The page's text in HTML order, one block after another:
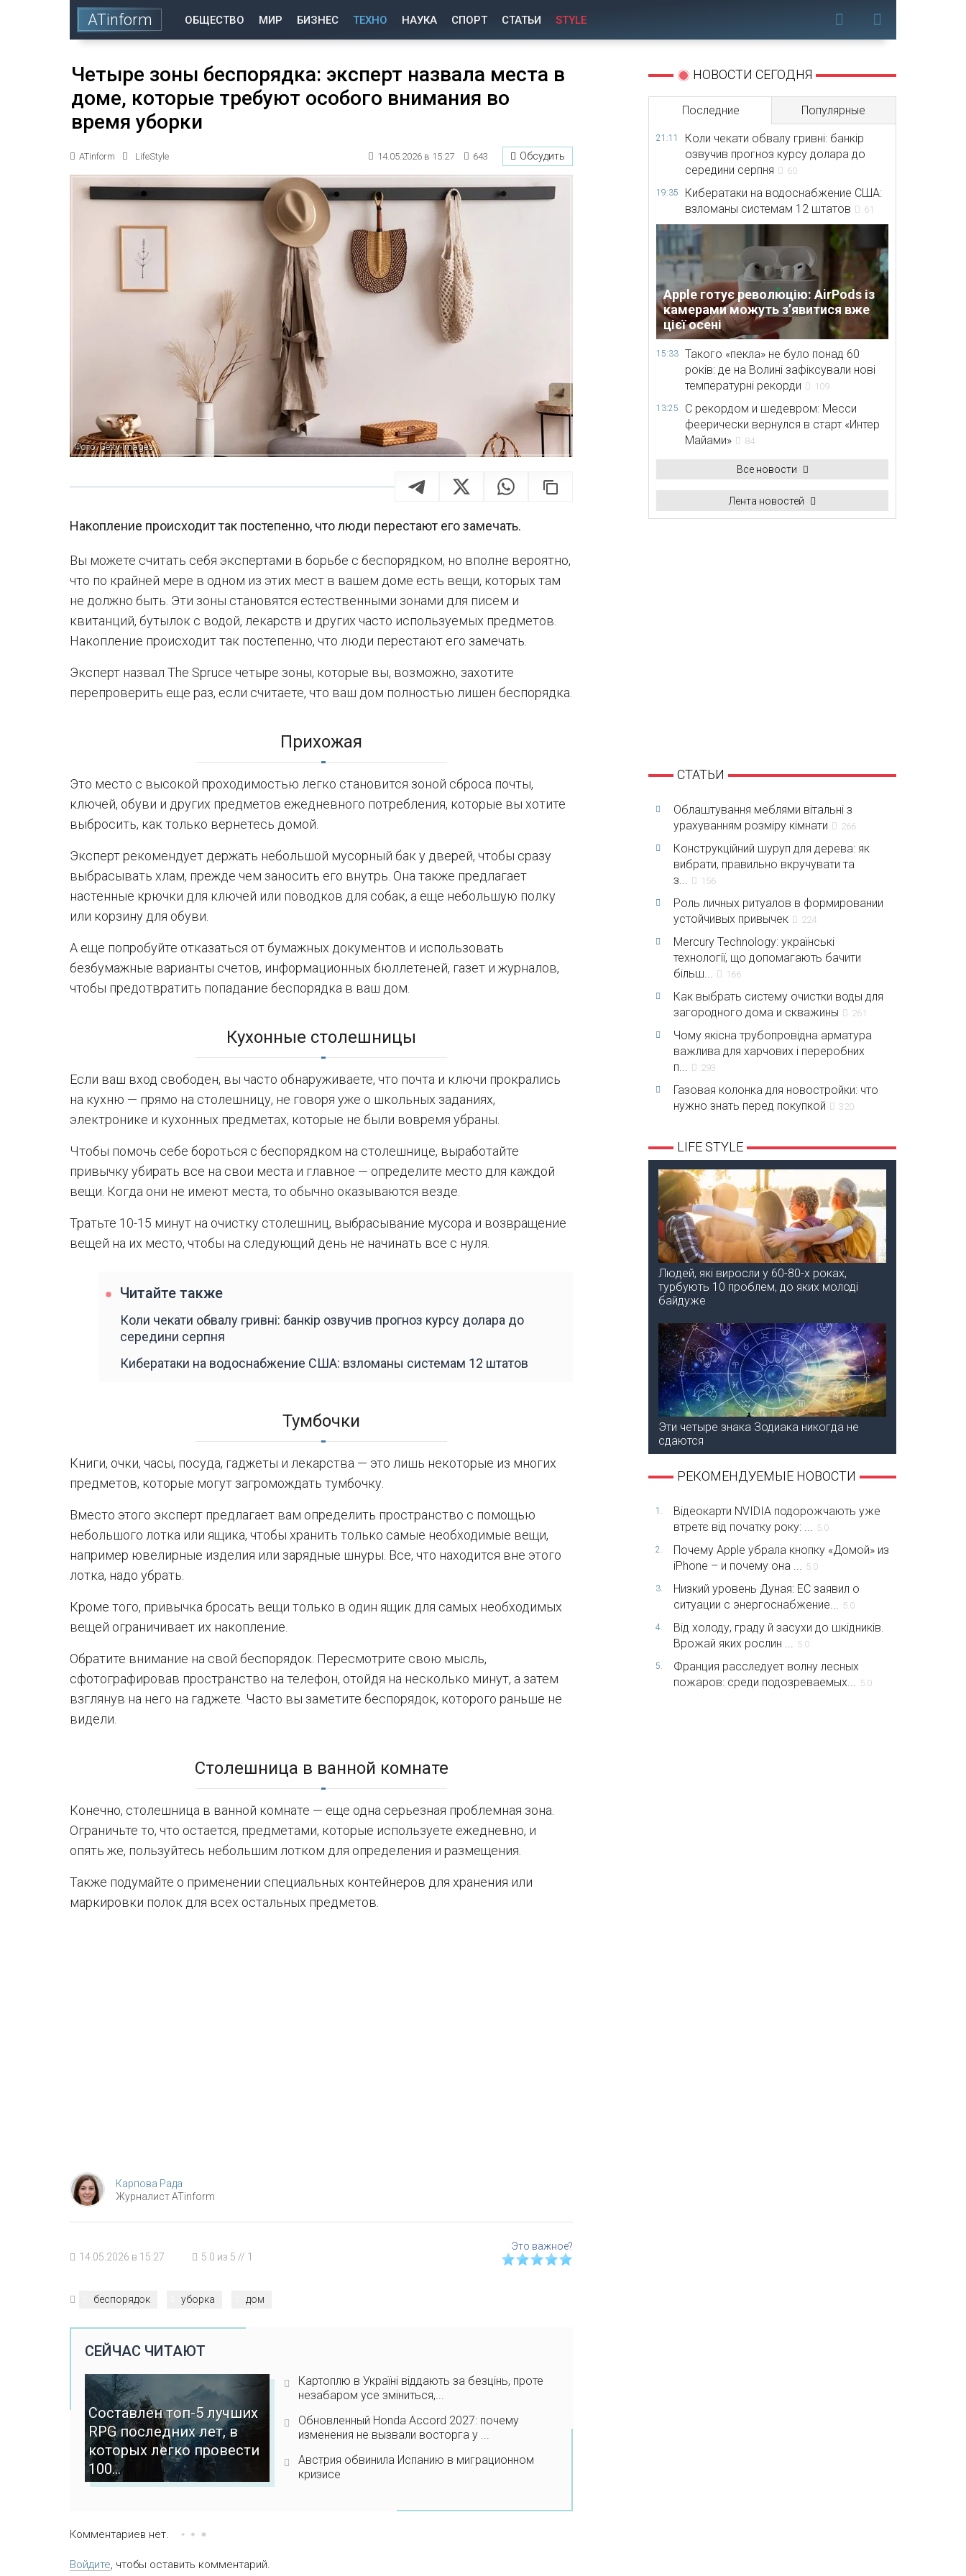
ATinform ОБЩЕСТВО МИР БИЗНЕС ТЕХНО НАУКА СПОРТ СТАТЬИ STYLE
Четыре зоны беспорядка: эксперт назвала места в
доме, которые требуют особого внимания во
время уборки
ATinform LifeStyle 14.05.2026 в 15:27 643 Обсудить
Фото: Getty Images
Накопление происходит так постепенно, что люди перестают его замечать.
Вы можете считать себя экспертами в борьбе с беспорядком, но вполне вероятно,
что по крайней мере в одном из этих мест в вашем доме есть вещи, которых там
не должно быть. Эти зоны становятся естественными зонами для писем и
квитанций, бутылок с водой, лекарств и других часто используемых предметов.
Накопление происходит так постепенно, что люди перестают его замечать.
Эксперт назвал The Spruce четыре зоны, которые вы, возможно, захотите
перепроверить еще раз, если считаете, что ваш дом полностью лишен беспорядка.
Прихожая
Это место с высокой проходимостью легко становится зоной сброса почты,
ключей, обуви и других предметов ежедневного потребления, которые вы хотите
выбросить, как только вернетесь домой.
Эксперт рекомендует держать небольшой мусорный бак у дверей, чтобы сразу
выбрасывать хлам, прежде чем заносить его внутрь. Она также предлагает
настенные крючки для ключей или поводков для собак, а еще небольшую полку
или корзину для обуви.
А еще попробуйте отказаться от бумажных документов и использовать
безбумажные варианты счетов, информационных бюллетеней, газет и журналов,
чтобы предотвратить попадание беспорядка в ваш дом.
Кухонные столешницы
Если ваш вход свободен, вы часто обнаруживаете, что почта и ключи прокрались
на кухню — прямо на столешницу, не говоря уже о школьных заданиях,
электронике и кухонных предметах, которые не были вовремя убраны.
Чтобы помочь себе бороться с беспорядком на столешнице, выработайте
привычку убирать все на свои места и главное — определите место для каждой
вещи. Когда они не имеют места, то обычно оказываются везде.
Тратьте 10-15 минут на очистку столешниц, выбрасывание мусора и возвращение
вещей на их место, чтобы на следующий день не начинать все с нуля.
Читайте также
Коли чекати обвалу гривні: банкір озвучив прогноз курсу долара до
середини серпня
Кибератаки на водоснабжение США: взломаны системам 12 штатов
Тумбочки
Книги, очки, часы, посуда, гаджеты и лекарства — это лишь некоторые из многих
предметов, которые могут загромождать тумбочку.
Вместо этого эксперт предлагает вам определить пространство с помощью
небольшого лотка или ящика, чтобы хранить только самые необходимые вещи,
например ювелирные изделия или зарядные шнуры. Все, что находится вне этого
лотка, надо убрать.
Кроме того, привычка бросать вещи только в один ящик для самых необходимых
вещей ограничивает их накопление.
Обратите внимание на свой беспорядок. Пересмотрите свою мысль,
сфотографировав пространство на телефон, отойдя на несколько минут, а затем
взглянув на него на гаджете. Часто вы заметите беспорядок, которого раньше не
видели.
Столешница в ванной комнате
Конечно, столешница в ванной комнате — еще одна серьезная проблемная зона.
Ограничьте то, что остается, предметами, которые используете ежедневно, и
опять же, пользуйтесь небольшим лотком для определения и размещения.
Также подумайте о применении специальных контейнеров для хранения или
маркировки полок для всех остальных предметов.
Карпова Рада
Журналист ATinform
14.05.2026 в 15:27 5.0 из 5 // 1
беспорядок уборка дом
СЕЙЧАС ЧИТАЮТ
Составлен топ-5 лучших
RPG последних лет, в
которых легко провести
100...
Картоплю в Україні віддають за безцінь, проте
незабаром усе зміниться,...
Обновленный Honda Accord 2027: почему
изменения не вызвали восторга у ...
Австрия обвинила Испанию в миграционном
кризисе
Комментариев нет.
Войдите, чтобы оставить комментарий.
НОВОСТИ СЕГОДНЯ
Последние Популярные
21:11
Коли чекати обвалу гривні: банкір
озвучив прогноз курсу долара до
середини серпня
60
19:35
Кибератаки на водоснабжение США:
взломаны системам 12 штатов
61
Apple готує революцію: AirPods із
камерами можуть з’явитися вже
цієї осені
15:33
Такого «пекла» не було понад 60
років: де на Волині зафіксували нові
температурні рекорди
109
13:25
С рекордом и шедевром: Месси
феерически вернулся в старт «Интер
Майами»
84
Все новости
Лента новостей
СТАТЬИ
Облаштування меблями вітальні з
урахуванням розміру кімнати
266
Конструкційний шуруп для дерева: як
вибрати, правильно вкручувати та
з...
156
Роль личных ритуалов в формировании
устойчивых привычек
224
Mercury Technology: українські
технології, що допомагають бачити
більш...
166
Как выбрать систему очистки воды для
загородного дома и скважины
261
Чому якісна трубопровідна арматура
важлива для харчових і переробних
п...
293
Газовая колонка для новостройки: что
нужно знать перед покупкой
320
LIFE STYLE
Людей, які виросли у 60-80-х роках,
турбують 10 проблем, до яких молоді
байдуже
Эти четыре знака Зодиака никогда не
сдаются
РЕКОМЕНДУЕМЫЕ НОВОСТИ
1.
Відеокарти NVIDIA подорожчають уже
втретє від початку року: ...
5.0
2.
Почему Apple убрала кнопку «Домой» из
iPhone – и почему она ...
5.0
3.
Низкий уровень Дуная: ЕС заявил о
ситуации с энергоснабжение...
5.0
4.
Від холоду, граду й засухи до шкідників.
Врожай яких рослин ...
5.0
5.
Франция расследует волну лесных
пожаров: среди подозреваемых...
5.0